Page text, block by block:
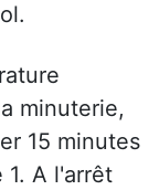
minuterie,
15 minutes
1. A l'arrêt